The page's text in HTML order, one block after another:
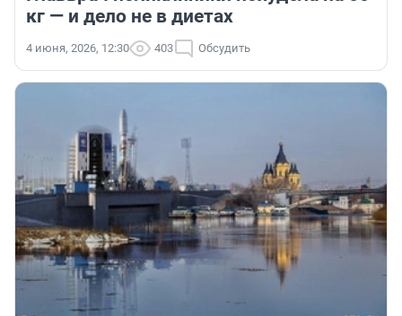
кг — и дело не в диетах
4 июня, 2026, 12:30 403 Обсудить